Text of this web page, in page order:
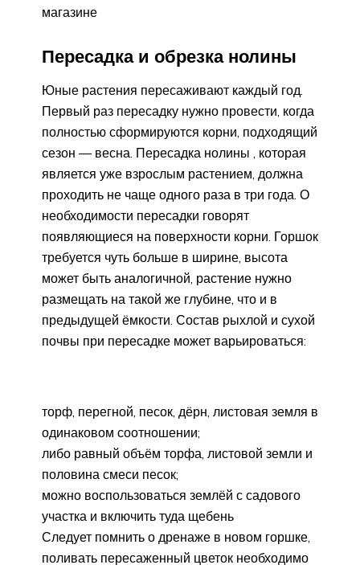
магазине
Пересадка и обрезка нолины
Юные растения пересаживают каждый год.
Первый раз пересадку нужно провести, когда
полностью сформируются корни, подходящий
сезон — весна. Пересадка нолины , которая
является уже взрослым растением, должна
проходить не чаще одного раза в три года. О
необходимости пересадки говорят
появляющиеся на поверхности корни. Горшок
требуется чуть больше в ширине, высота
может быть аналогичной, растение нужно
размещать на такой же глубине, что и в
предыдущей ёмкости. Состав рыхлой и сухой
почвы при пересадке может варьироваться:
торф, перегной, песок, дёрн, листовая земля в
одинаковом соотношении;
либо равный объём торфа, листовой земли и
половина смеси песок;
можно воспользоваться землёй с садового
участка и включить туда щебень
Следует помнить о дренаже в новом горшке,
поливать пересаженный цветок необходимо